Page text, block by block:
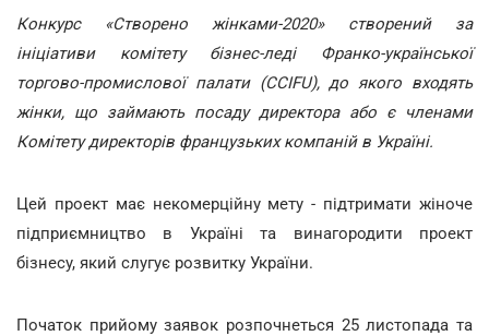
Конкурс «Створено жінками-2020» створений за
ініціативи комітету бізнес-леді Франко-української
торгово-промислової палати (CCIFU), до якого входять
жінки, що займають посаду директора або є членами
Комітету директорів французьких компаній в Україні.
Цей проект має некомерційну мету - підтримати жіноче
підприємництво в Україні та винагородити проект
бізнесу, який слугує розвитку України.
Початок прийому заявок розпочнеться 25 листопада та